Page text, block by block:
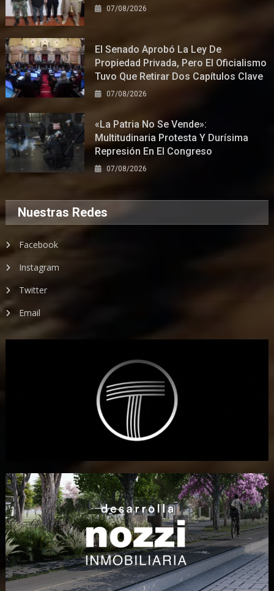
07/08/2026
El Senado Aprobó La Ley De
Propiedad Privada, Pero El Oficialismo
Tuvo Que Retirar Dos Capítulos Clave
07/08/2026
«La Patria No Se Vende»:
Multitudinaria Protesta Y Durísima
Represión En El Congreso
07/08/2026
Nuestras Redes
Facebook
Instagram
Twitter
Email